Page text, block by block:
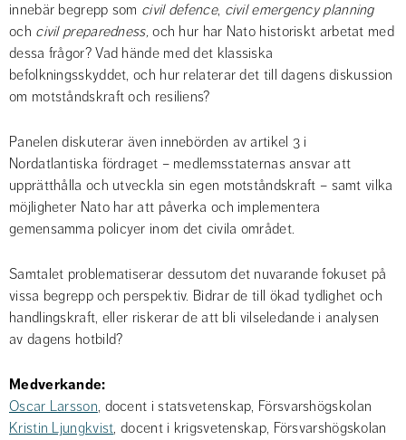
innebär begrepp som civil defence, civil emergency planning
och civil preparedness, och hur har Nato historiskt arbetat med
dessa frågor? Vad hände med det klassiska
befolkningsskyddet, och hur relaterar det till dagens diskussion
om motståndskraft och resiliens?
Panelen diskuterar även innebörden av artikel 3 i
Nordatlantiska fördraget – medlemsstaternas ansvar att
upprätthålla och utveckla sin egen motståndskraft – samt vilka
möjligheter Nato har att påverka och implementera
gemensamma policyer inom det civila området.
Samtalet problematiserar dessutom det nuvarande fokuset på
vissa begrepp och perspektiv. Bidrar de till ökad tydlighet och
handlingskraft, eller riskerar de att bli vilseledande i analysen
av dagens hotbild?
Medverkande:
Oscar Larsson, docent i statsvetenskap, Försvarshögskolan
Kristin Ljungkvist, docent i krigsvetenskap, Försvarshögskolan